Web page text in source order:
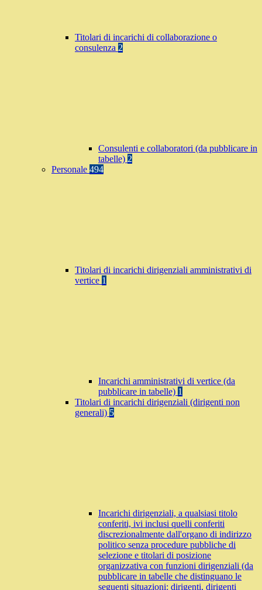
Titolari di incarichi di collaborazione o
consulenza 2
Consulenti e collaboratori (da pubblicare in
tabelle) 2
Personale 494
Titolari di incarichi dirigenziali amministrativi di
vertice 1
Incarichi amministrativi di vertice (da
pubblicare in tabelle) 1
Titolari di incarichi dirigenziali (dirigenti non
generali) 5
Incarichi dirigenziali, a qualsiasi titolo
conferiti, ivi inclusi quelli conferiti
discrezionalmente dall'organo di indirizzo
politico senza procedure pubbliche di
selezione e titolari di posizione
organizzativa con funzioni dirigenziali (da
pubblicare in tabelle che distinguano le
seguenti situazioni: dirigenti, dirigenti